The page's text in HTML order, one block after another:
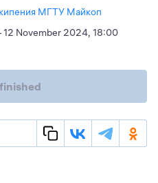
МГТУ Майкоп
November 2024, 18:00